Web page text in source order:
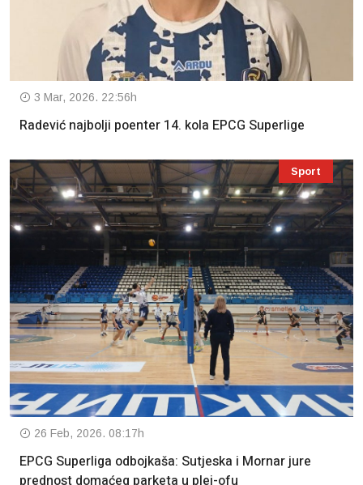
3 Mar, 2026. 22:56h
Radević najbolji poenter 14. kola EPCG Superlige
Sport
26 Feb, 2026. 08:17h
EPCG Superliga odbojkaša: Sutjeska i Mornar jure